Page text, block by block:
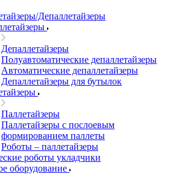
Депаллетайзеры
Депаллетайзеры
Полуавтоматические депаллетайзеры
Автоматические депаллетайзеры
Депаллетайзеры для бутылок
Паллетайзеры
Паллетайзеры с послоевым
формированием паллеты
Роботы – паллетайзеры
роботы укладчики
оборудование